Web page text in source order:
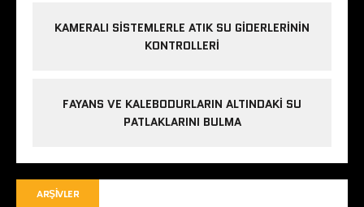
KAMERALI SISTEMLERLE ATIK SU GIDERLERININ
KONTROLLERI
FAYANS VE KALEBODURLARIN ALTINDAKI SU
PATLAKLARINI BULMA
ARŞIVLER